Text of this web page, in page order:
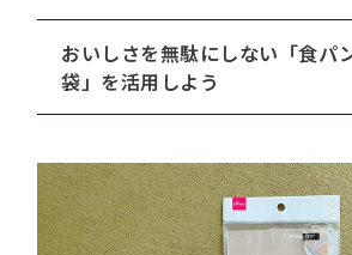
おいしさを無駄にしない「食パ
袋」を活用しよう